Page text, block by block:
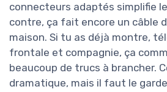
connecteurs adaptés simplifie
contre, ça fait encore un câble
maison. Si tu as déjà montre,
frontale et compagnie, ça
beaucoup de trucs à brancher.
dramatique, mais il faut le